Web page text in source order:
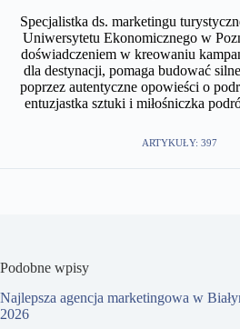
Specjalistka ds. marketingu
Uniwersytetu Ekonomicznego w
doświadczeniem w kreowaniu
dla destynacji, pomaga budować
poprzez autentyczne opowieści o
entuzjastka sztuki i miłośniczka
ARTYKUŁY: 397
Podobne wpisy
Najlepsza agencja marketingowa w
2026